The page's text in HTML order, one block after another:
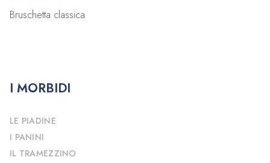
Bruschetta classica
I MORBIDI
LE PIADINE
I PANINI
IL TRAMEZZINO